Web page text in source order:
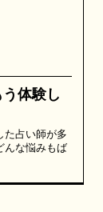
体験し
た占い師が多
んな悩みもば